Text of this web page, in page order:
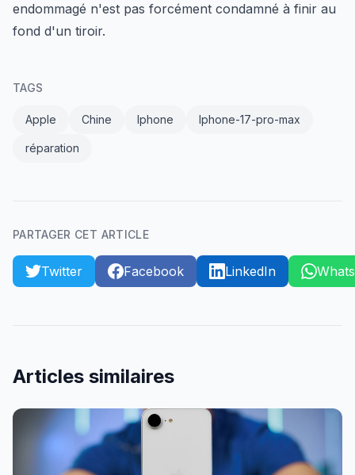
endommagé n'est pas forcément condamné à finir au
fond d'un tiroir.
TAGS
Apple Chine Iphone Iphone-17-pro-max
réparation
PARTAGER CET ARTICLE
Twitter Facebook LinkedIn
Articles similaires